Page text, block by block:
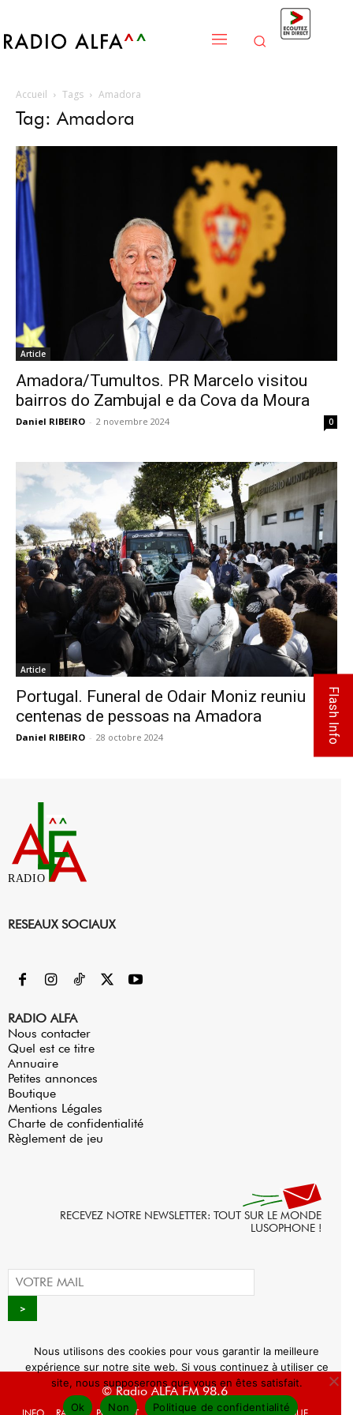
Accueil Tags Amadora
Tag: Amadora
Article
Amadora/Tumultos. PR Marcelo visitou
bairros do Zambujal e da Cova da Moura
Daniel RIBEIRO - 2 novembre 2024 0
Article
Portugal. Funeral de Odair Moniz reuniu
centenas de pessoas na Amadora
Daniel RIBEIRO - 28 octobre 2024 0
RADIO
RESEAUX SOCIAUX
RADIO ALFA
Nous contacter
Quel est ce titre
Annuaire
Petites annonces
Boutique
Mentions Légales
Charte de confidentialité
Règlement de jeu
RECEVEZ NOTRE NEWSLETTER: TOUT SUR LE MONDE
LUSOPHONE !
© Radio ALFA FM 98.6
Flash Info
Nous utilisons des cookies pour vous garantir la meilleure
expérience sur notre site web. Si vous continuez à utiliser ce
site, nous supposerons que vous en êtes satisfait.
Ok
Non Politique de confidentialité